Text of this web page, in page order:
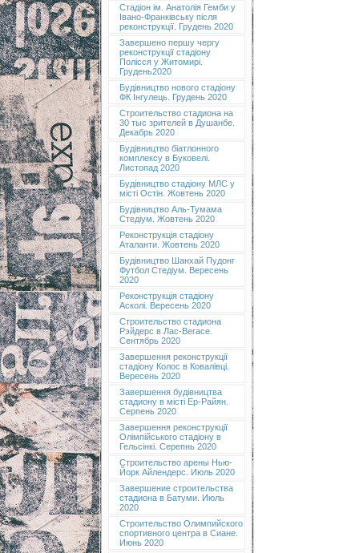
Cтадіон ім. Анатолія Гемби у
Івано-Франківську після
реконструкції. Грудень 2020
Завершено першу чергу
реконструкції стадіону
Полісся у Житомирі.
Грудень2020
Будівництво нового стадіону
ФК Інгулець. Грудень 2020
Строительство стадиона на
30 тыс зрителей в Душанбе.
Декабрь 2020
Будівництво біатлонного
комплексу в Буковелі.
Листопад 2020
Будівництво стадіону МЛС у
місті Остін. Жовтень 2020
Будівництво Аль-Тумама
Стедіум. Жовтень 2020
Реконструкція стадіону
Аталанти. Жовтень 2020
Будівництво Шанхай Пудонг
Футбол Стедіум. Вересень
2020
Реконструкція стадіону
Асколі. Вересень 2020
Строительство стадиона
Рэйдерс в Лас-Вегасе.
Сентябрь 2020
Завершення реконструкції
стадіону Колос в Ковалівці.
Вересень 2020
Завершення будівництва
стадиону в місті Ер-Райян.
Серпень 2020
Завершення реконструкції
Олімпійського стадіону в
Гельсінкі. Серепнь 2020
Строительство арены Нью-
Йорк Айлендерс. Июль 2020
Завершение строительства
стадиона в Батуми. Июль
2020
Строительство Олимпийского
спортивного центра в Сиане.
Июнь 2020